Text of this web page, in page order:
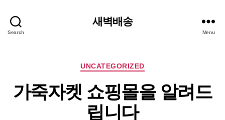
Search
새벽배송
Menu
Categories
UNCATEGORIZED
가죽자켓 쇼핑몰을 알려드
립니다